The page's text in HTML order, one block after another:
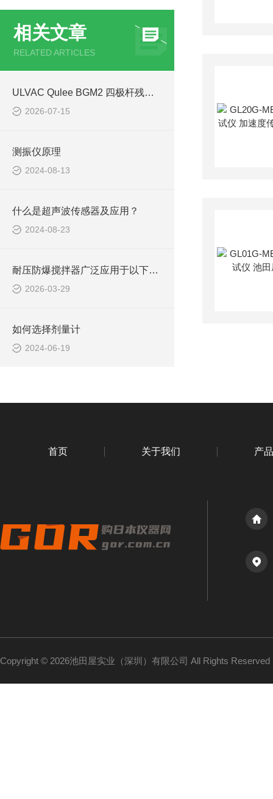
相关文章
RELATED ARTICLES
ULVAC Qulee BGM2 四极杆残余气体分析仪深度解析
2026-07-15
测振仪原理
2024-08-13
什么是超声波传感器及应用？
2024-08-23
耐压防爆搅拌器广泛应用于以下几大领域
2026-03-29
如何选择剂量计
2024-06-19
首页 关于我们 产
Copyright © 2026池田屋实业（深圳）有限公司 All Rights